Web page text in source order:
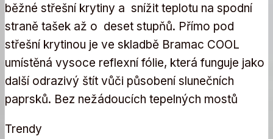
běžné střešní krytiny a snížit teplotu na spodní
straně tašek až o deset stupňů. Přímo pod
střešní krytinou je ve skladbě Bramac COOL
umístěná vysoce reflexní fólie, která funguje jako
další odrazivý štít vůči působení slunečních
paprsků. Bez nežádoucích tepelných mostů
Trendy